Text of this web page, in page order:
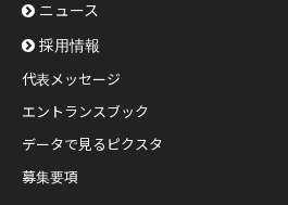
ニュース
採用情報
代表メッセージ
エントランスブック
データで見るピクスタ
募集要項